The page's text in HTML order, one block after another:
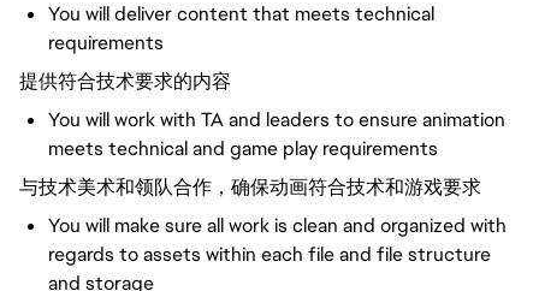
You will deliver content that meets technical
requirements
提供符合技术要求的内容
You will work with TA and leaders to ensure animation
meets technical and game play requirements
与技术美术和领队合作，确保动画符合技术和游戏要求
You will make sure all work is clean and organized with
regards to assets within each file and file structure
and storage